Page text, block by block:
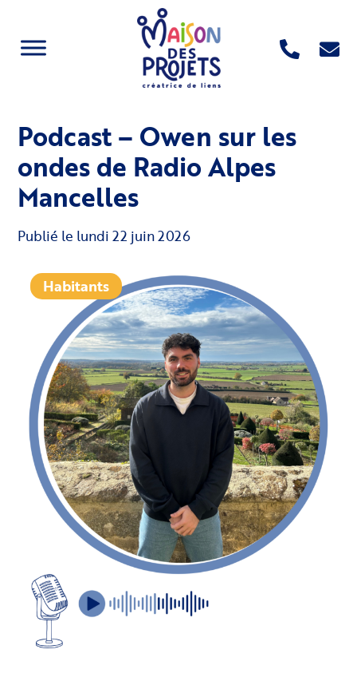
Podcast – Owen sur les
ondes de Radio Alpes
Mancelles
Publié le lundi 22 juin 2026
Habitants